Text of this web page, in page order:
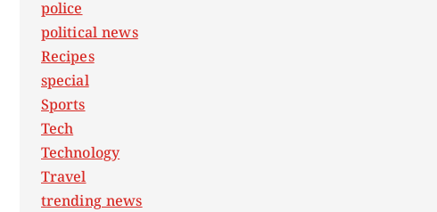
police
political news
Recipes
special
Sports
Tech
Technology
Travel
trending news